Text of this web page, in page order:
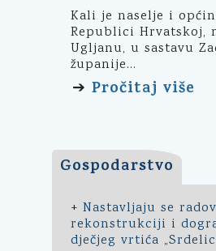
Kali je naselje i
Republici Hrvatskoj,
Ugljanu, u sastavu
županije...
➔ Pročitaj više
Gospodarstvo
+ Nastavljaju se
rekonstrukciji i
dječjeg vrtića